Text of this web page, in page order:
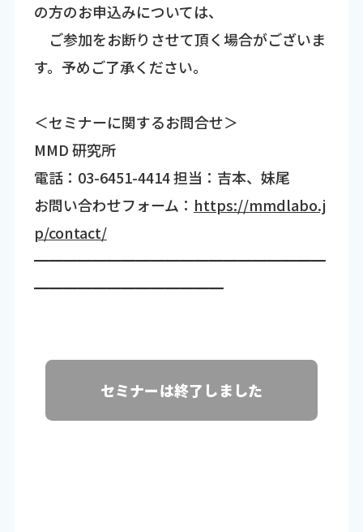
の方のお申込みについては、
ご参加をお断りさせて頂く場合がございま
す。予めご了承ください。
＜セミナーに関するお問合せ＞
MMD 研究所
電話：03-6451-4414 担当：吉本、妹尾
お問い合わせフォーム： https://mmdlabo.j
p/contact/
━━━━━━━━━━━━━━━━━━━━
━━━━━━━━━━━━━
セミナーは終了しました